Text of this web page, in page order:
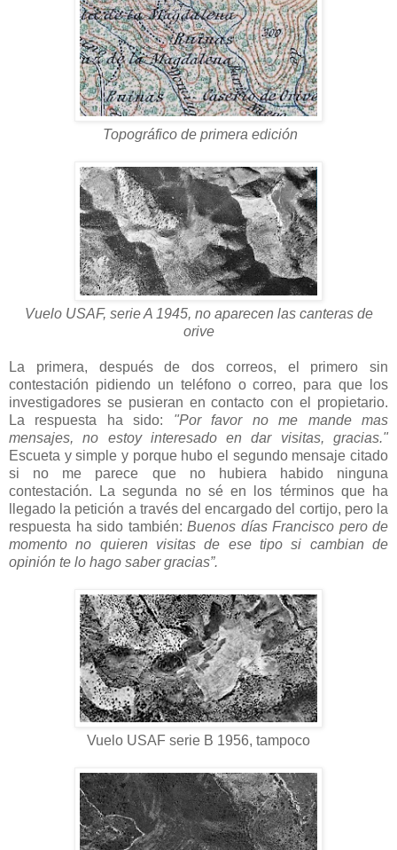
Topográfico de primera edición
Vuelo USAF, serie A 1945, no aparecen las canteras de
orive
La primera, después de dos correos, el primero sin
contestación pidiendo un teléfono o correo, para que los
investigadores se pusieran en contacto con el propietario.
La respuesta ha sido: "Por favor no me mande mas
mensajes, no estoy interesado en dar visitas, gracias."
Escueta y simple y porque hubo el segundo mensaje citado
si no me parece que no hubiera habido ninguna
contestación. La segunda no sé en los términos que ha
llegado la petición a través del encargado del cortijo, pero la
respuesta ha sido también: Buenos días Francisco pero de
momento no quieren visitas de ese tipo si cambian de
opinión te lo hago saber gracias”.
Vuelo USAF serie B 1956, tampoco